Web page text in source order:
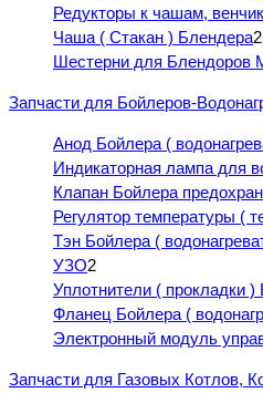
Редукторы к чашам,
Чаша ( Стакан ) Блендера
Шестерни для Блендоров
Запчасти для Бойлеров-
Анод Бойлера (
Индикаторная лампа для
Клапан Бойлера
Регулятор температуры (
Тэн Бойлера (
УЗО2
Уплотнители ( прокладки )
Фланец Бойлера (
Электронный модуль
Запчасти для Газовых Котлов,